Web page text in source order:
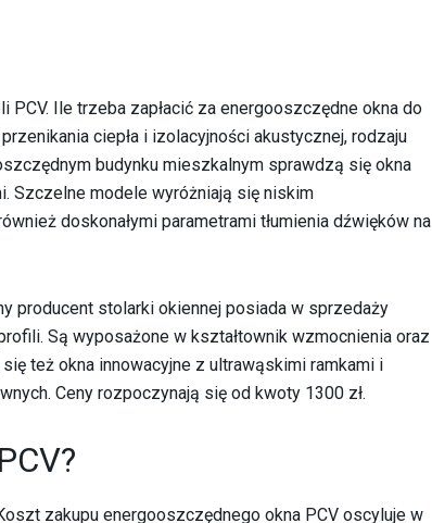
Ile trzeba zapłacić za energooszczędne okna do
ciepła i izolacyjności akustycznej, rodzaju
budynku mieszkalnym sprawdzą się okna
Szczelne modele wyróżniają się niskim
doskonałymi parametrami tłumienia dźwięków na
producent stolarki okiennej posiada w sprzedaży
Są wyposażone w kształtownik wzmocnienia oraz
też okna innowacyjne z ultrawąskimi ramkami i
Ceny rozpoczynają się od kwoty 1300 zł.
zakupu energooszczędnego okna PCV oscyluje w